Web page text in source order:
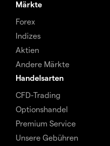
Märkte
Forex
Indizes
Aktien
Andere Märkte
Handelsarten
CFD-Trading
Optionshandel
Premium Service
Unsere Gebühren